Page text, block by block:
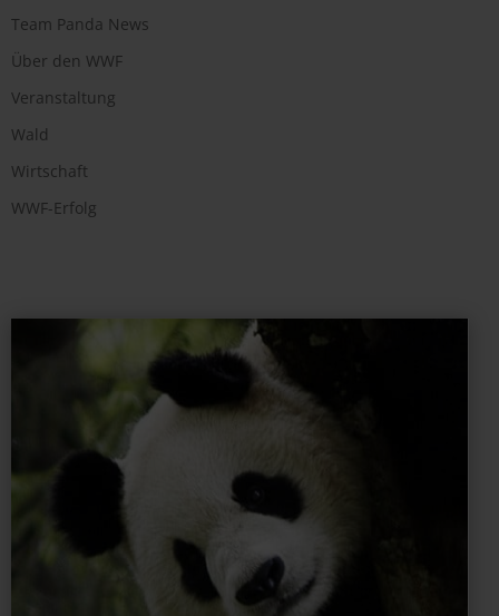
Team Panda News
Über den WWF
Veranstaltung
Wald
Wirtschaft
WWF-Erfolg